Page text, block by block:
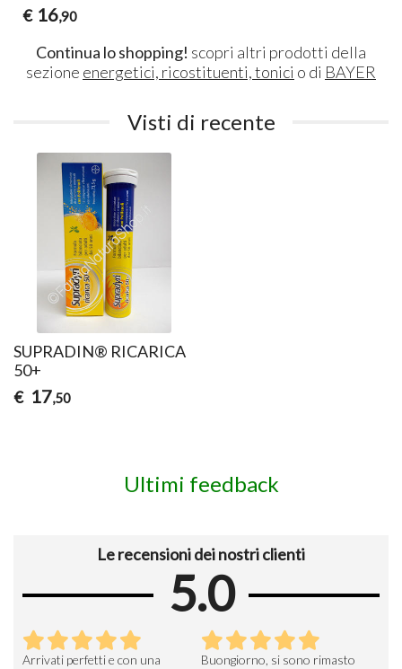
€ 16,90
Continua lo shopping! scopri altri prodotti della
sezione energetici, ricostituenti, tonici o di BAYER
Visti di recente
SUPRADIN® RICARICA
50+
€ 17,50
Ultimi feedback
Le recensioni dei nostri clienti
5.0
Arrivati perfetti e con una
Buongiorno, si sono rimasto